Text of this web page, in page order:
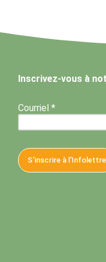
Inscrivez-vous à
Courriel *